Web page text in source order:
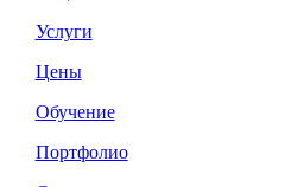
Услуги
Цены
Обучение
Портфолио